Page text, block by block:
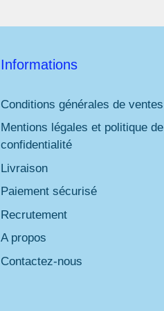
Informations
Conditions générales de ventes
Mentions légales et politique de
confidentialité
Livraison
Paiement sécurisé
Recrutement
A propos
Contactez-nous